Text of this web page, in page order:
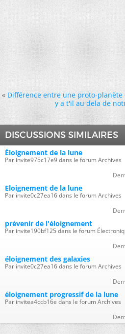
« Différence entre une proto-
y a t'il au dela de
DISCUSSIONS SIMILAIRES
Éloignement de la lune
Par invite975c17e9 dans le forum Archives
Eloignement de la lune
Par invite0c27ea16 dans le forum Archives
prévenir de l'éloignement
Par invite190bf125 dans le forum
éloignement des galaxies
Par invite0c27ea16 dans le forum Archives
éloignement progressif de la lune
Par invitea4ccb16e dans le forum Archives